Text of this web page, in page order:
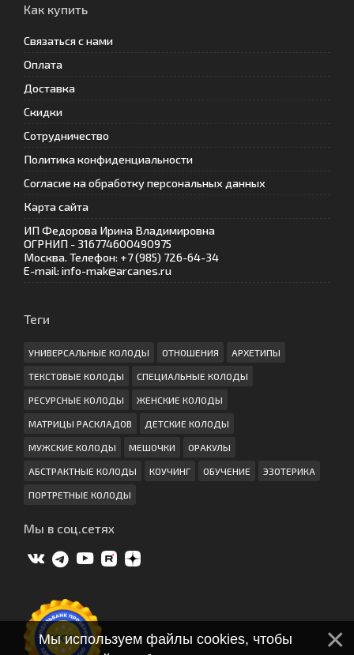
Как купить
Связаться с нами
Оплата
Доставка
Скидки
Сотрудничество
Политика конфиденциальности
Согласие на обработку персональных данных
Карта сайта
ИП Федорова Ирина Владимировна
ОГРНИП - 316774600490975
Москва. Телефон: +7 (985) 726-64-34
E-mail: info-mak@arcanes.ru
Теги
УНИВЕРСАЛЬНЫЕ КОЛОДЫ ОТНОШЕНИЯ АРХЕТИПЫ
ТЕКСТОВЫЕ КОЛОДЫ СПЕЦИАЛЬНЫЕ КОЛОДЫ
РЕСУРСНЫЕ КОЛОДЫ ЖЕНСКИЕ КОЛОДЫ
МАТРИЦЫ РАСКЛАДОВ ДЕТСКИЕ КОЛОДЫ
МУЖСКИЕ КОЛОДЫ МЕШОЧКИ ОРАКУЛЫ
АБСТРАКТНЫЕ КОЛОДЫ КОУЧИНГ ОБУЧЕНИЕ ЭЗОТЕРИКА
ПОРТРЕТНЫЕ КОЛОДЫ
Мы в соц.сетях
Мы используем файлы cookies, чтобы